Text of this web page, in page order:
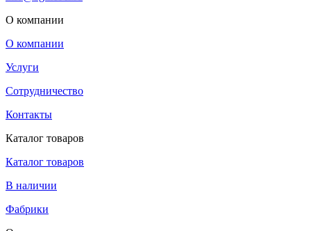
О компании
О компании
Услуги
Сотрудничество
Контакты
Каталог товаров
Каталог товаров
В наличии
Фабрики